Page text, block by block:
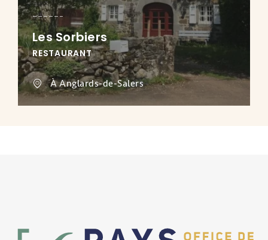
Les Sorbiers
RESTAURANT
À Anglards-de-Salers